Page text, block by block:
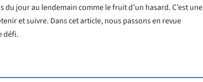
du jour au lendemain comme le fruit d’un hasard. C’est une
et suivre. Dans cet article, nous passons en revue
défi.